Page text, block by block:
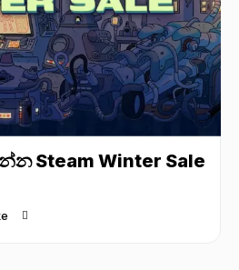
Steam Winter Sale